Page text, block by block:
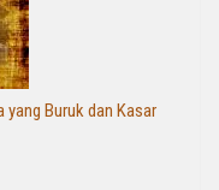
yang Buruk dan Kasar